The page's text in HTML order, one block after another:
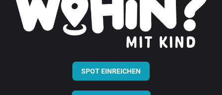
SPOT EINREICHEN